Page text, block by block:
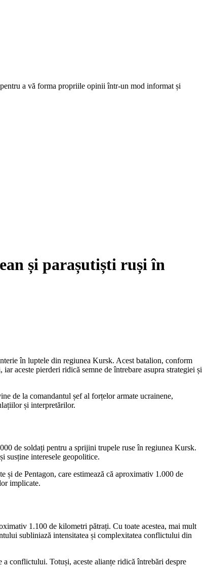
a vă forma propriile opinii într-un mod informat și
și parașutiști ruși în
în luptele din regiunea Kursk. Acest batalion, conform
aceste pierderi ridică semne de întrebare asupra strategiei și
de la comandantul șef al forțelor armate ucrainene,
și interpretărilor.
de soldați pentru a sprijini trupele ruse în regiunea Kursk.
susține interesele geopolitice.
de Pentagon, care estimează că aproximativ 1.000 de
implicate.
1.100 de kilometri pătrați. Cu toate acestea, mai mult
subliniază intensitatea și complexitatea conflictului din
conflictului. Totuși, aceste alianțe ridică întrebări despre